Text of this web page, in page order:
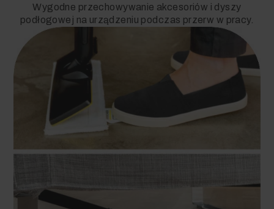
Wygodne przechowywanie akcesoriów i dyszy
podłogowej na urządzeniu podczas przerw w pracy.